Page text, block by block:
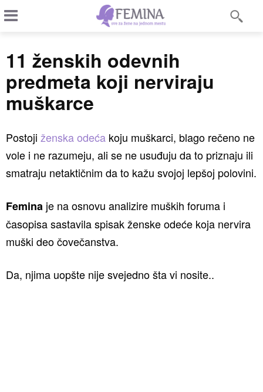
11 ženskih odevnih
predmeta koji nerviraju
muškarce
Postoji ženska odeća koju muškarci, blago rečeno ne
vole i ne razumeju, ali se ne usuđuju da to priznaju ili
smatraju netaktičnim da to kažu svojoj lepšoj polovini.
Femina je na osnovu analizire muških foruma i
časopisa sastavila spisak ženske odeće koja nervira
muški deo čovečanstva.
Da, njima uopšte nije svejedno šta vi nosite..